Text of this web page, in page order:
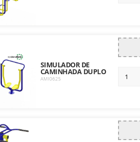
SIMULADOR DE
CAMINHADA DUPLO
AMI0625